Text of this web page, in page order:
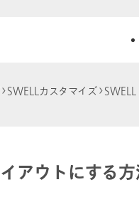
SWELLカスタマイズ
アウトにする方